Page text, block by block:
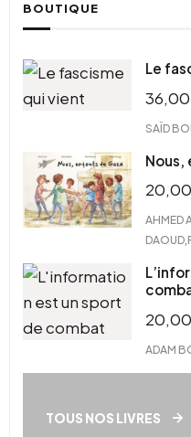
BOUTIQUE
Le
SAÏD
Nous,
AHMED
DAOUD,
ADAM
TOUS NOS LIVRES